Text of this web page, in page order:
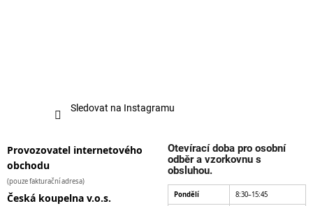
Sledovat na Instagramu
Provozovatel internetového
obchodu
(pouze fakturační adresa)
Česká koupelna v.o.s.
Otevírací doba pro osobní
odběr a vzorkovnu s
obsluhou.
Pondělí 8:30–15:45